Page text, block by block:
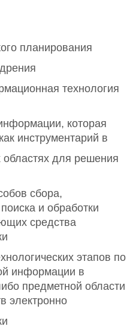
планирования
технология
которая
инструментарий в
для решения
сбора,
и обработки
средства
этапов по
информации в
предметной области
электронно